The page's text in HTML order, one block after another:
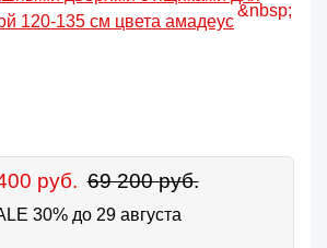
руб. 69 200 руб.
30% до 29 августа